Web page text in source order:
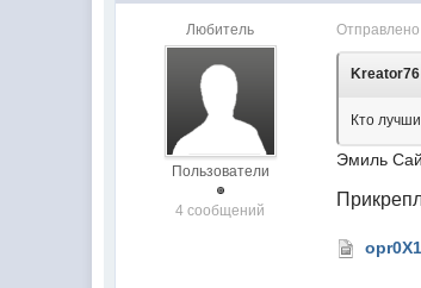
Любитель
Пользователи
4 сообщений
Отправлено
Кто
Эмиль